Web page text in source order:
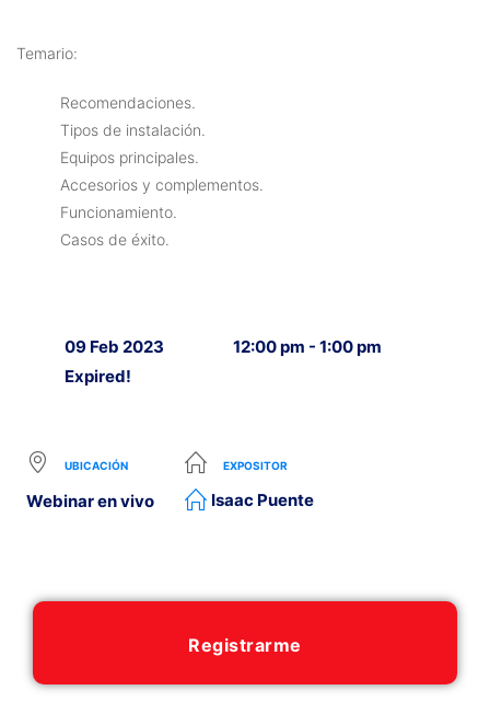
Temario:
Recomendaciones.
Tipos de instalación.
Equipos principales.
Accesorios y complementos.
Funcionamiento.
Casos de éxito.
09 Feb 2023
Expired!
12:00 pm - 1:00 pm
UBICACIÓN
Webinar en vivo
EXPOSITOR
Isaac Puente
Registrarme